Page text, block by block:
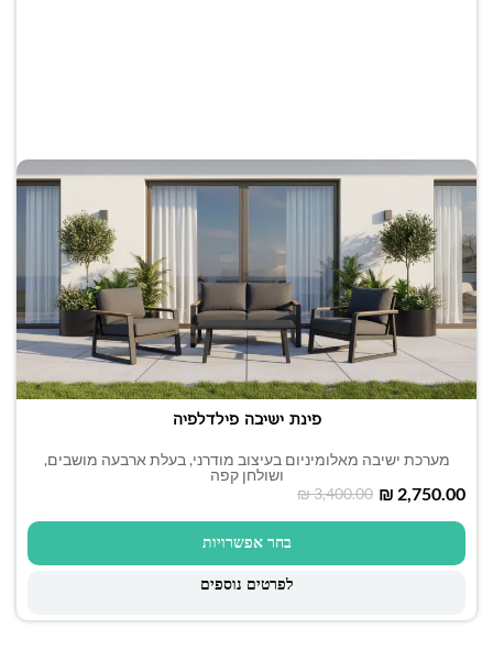
פינת ישיבה פילדלפיה
מערכת ישיבה מאלומיניום בעיצוב מודרני, בעלת ארבעה מושבים,
ושולחן קפה
₪3,400.00 ₪ 2,750.00
בחר אפשרויות
לפרטים נוספים